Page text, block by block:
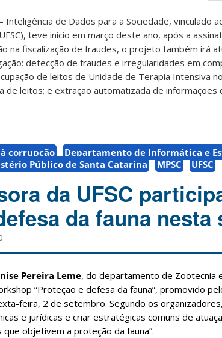
Inteligência de Dados para a Sociedade, vinculado
teve início em março deste ano, após a
na fiscalização de fraudes, o projeto também irá
detecção de fraudes e irregularidades em
de leitos de Unidade de Terapia Intensiva
de leitos; e extração automatizada de informações
corrupção Departamento de Informática e
Público de Santa Catarina MPSC UFSC
da UFSC
da fauna nesta
Pereira Leme, do departamento de Zootecnia
“Proteção e defesa da fauna”, promovido
feira, 2 de setembro. Segundo os
e jurídicas e criar estratégicas comuns de
que objetivem a proteção da fauna”.